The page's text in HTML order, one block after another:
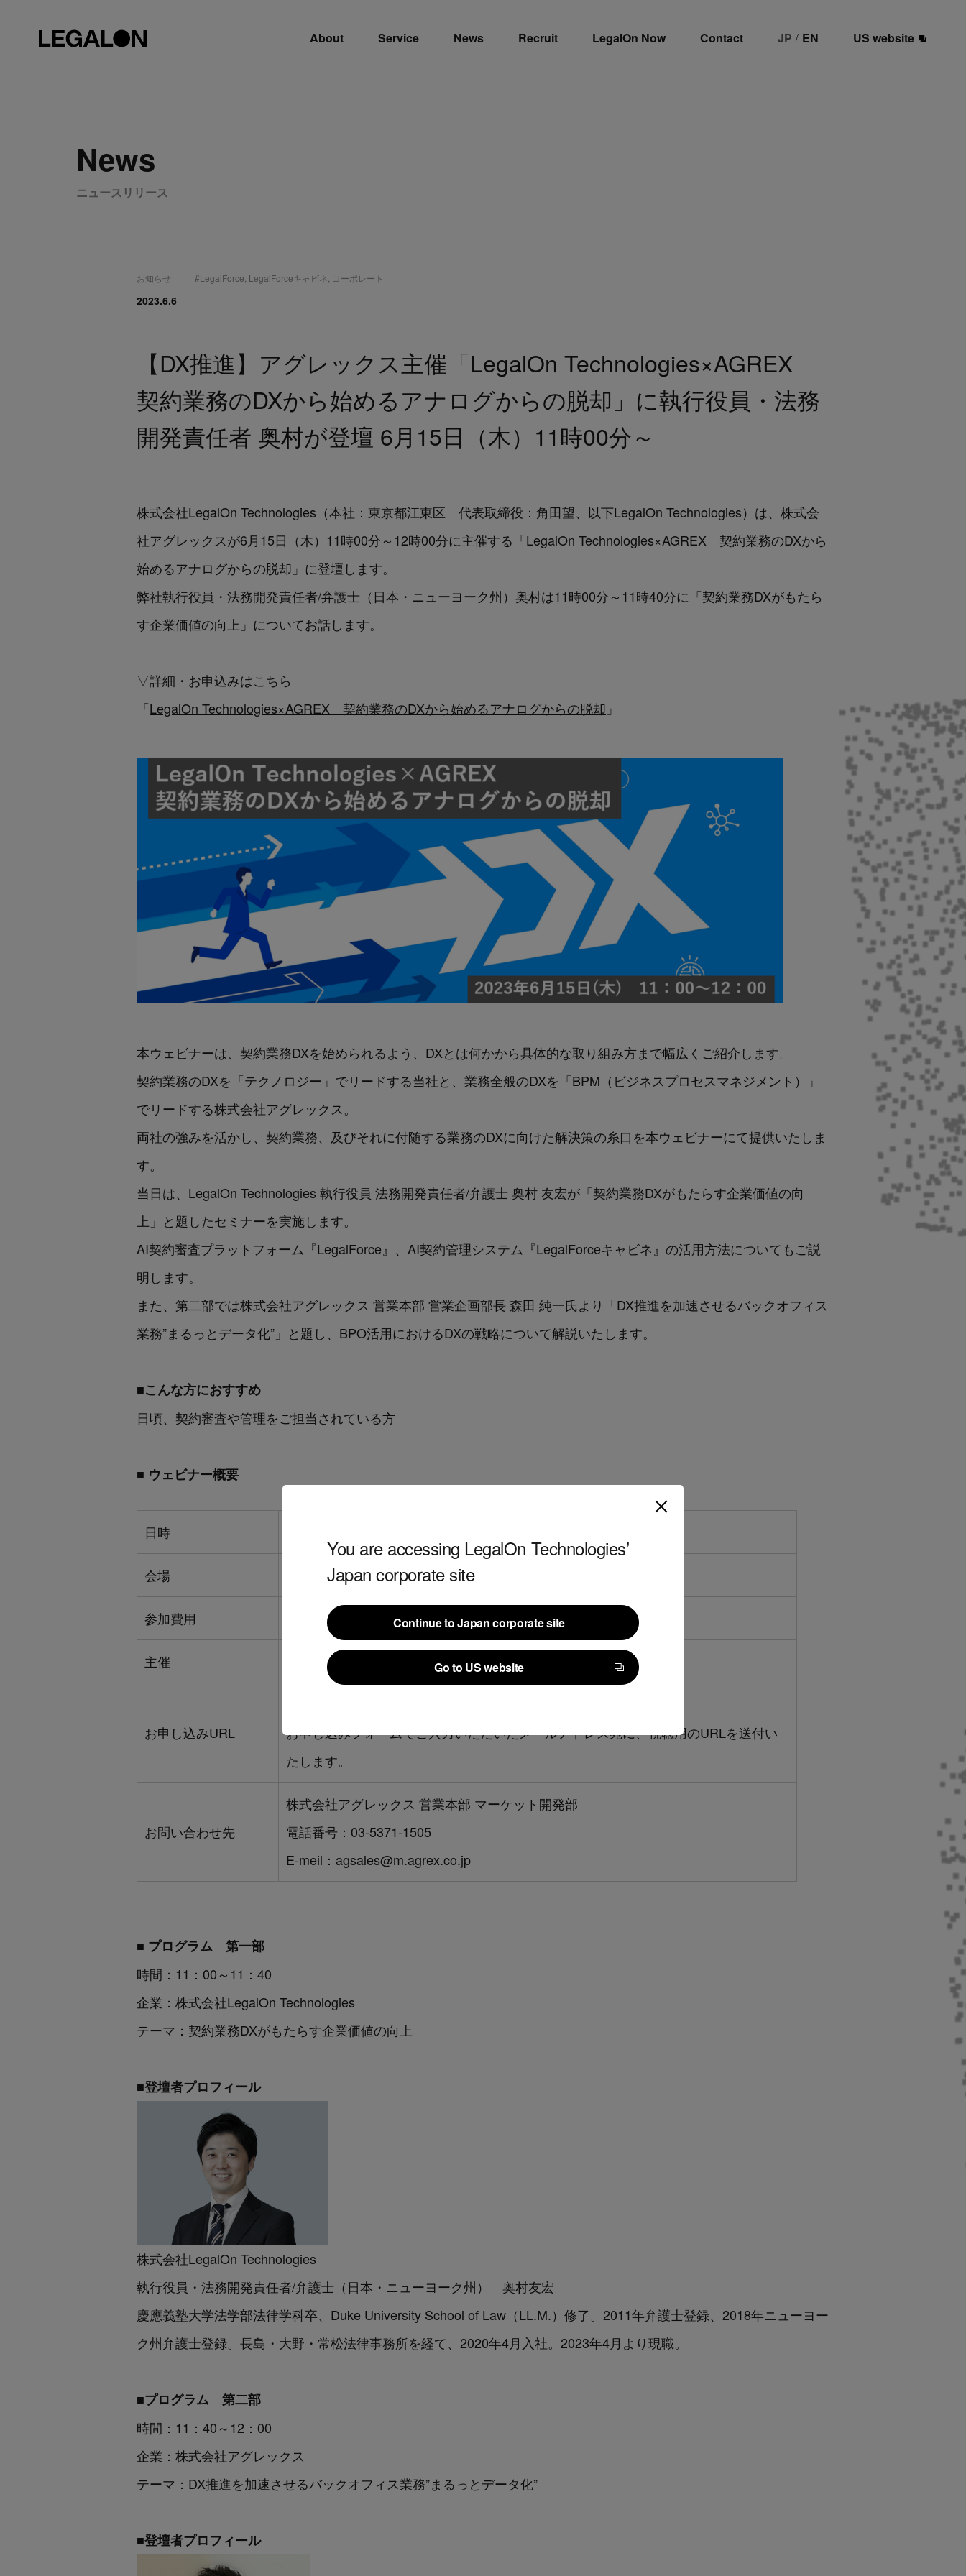
About Service News Recruit LegalOn Now Contact JP / EN US website
You are accessing LegalOn Technologies’
Japan corporate site
Continue to Japan corporate site
Continue to Japan corporate site
Go to US website
Go to US website
News
ニュースリリース
お知らせ #LegalForce LegalForceキャビネ コーポレート
2023.6.6
【DX推進】アグレックス主催「LegalOn Technologies×AGREX
契約業務のDXから始めるアナログからの脱却」に執行役員・法務
開発責任者 奥村が登壇 6月15日（木）11時00分～
株式会社LegalOn Technologies（本社：東京都江東区 代表取締役：角田望、以下LegalOn Technologies）は、株式会
社アグレックスが6月15日（木）11時00分～12時00分に主催する「LegalOn Technologies×AGREX 契約業務のDXから
始めるアナログからの脱却」に登壇します。
弊社執行役員・法務開発責任者/弁護士（日本・ニューヨーク州）奥村は11時00分～11時40分に「契約業務DXがもたら
す企業価値の向上」についてお話します。
▽詳細・お申込みはこちら
「LegalOn Technologies×AGREX 契約業務のDXから始めるアナログからの脱却 」
本ウェビナーは、契約業務DXを始められるよう、DXとは何かから具体的な取り組み方まで幅広くご紹介します。
契約業務のDXを「テクノロジー」でリードする当社と、業務全般のDXを「BPM（ビジネスプロセスマネジメント）」
でリードする株式会社アグレックス。
両社の強みを活かし、契約業務、及びそれに付随する業務のDXに向けた解決策の糸口を本ウェビナーにて提供いたしま
す。
当日は、LegalOn Technologies 執行役員 法務開発責任者/弁護士 奥村 友宏が「契約業務DXがもたらす企業価値の向
上」と題したセミナーを実施します。
AI契約審査プラットフォーム『LegalForce』、AI契約管理システム『LegalForceキャビネ』の活用方法についてもご説
明します。
また、第二部では株式会社アグレックス 営業本部 営業企画部長 森田 純一氏より「DX推進を加速させるバックオフィス
業務”まるっとデータ化”」と題し、BPO活用におけるDXの戦略について解説いたします。
■こんな方におすすめ
日頃、契約審査や管理をご担当されている方
■ ウェビナー概要
日時
会場 オンライン
参加費用
主催 株式会社アグレックス
お申し込みURL
お申し込みフォームでご入力いただいたメールアドレス宛に、視聴用のURLを送付い
たします。
お問い合わせ先
株式会社アグレックス 営業本部 マーケット開発部
電話番号：03-5371-1505
E-meil：agsales@m.agrex.co.jp
■ プログラム 第一部
時間：11：00～11：40
企業：株式会社LegalOn Technologies
テーマ：契約業務DXがもたらす企業価値の向上
■登壇者プロフィール
株式会社LegalOn Technologies
執行役員・法務開発責任者/弁護士（日本・ニューヨーク州） 奥村友宏
慶應義塾大学法学部法律学科卒、Duke University School of Law（LL.M.）修了。2011年弁護士登録、2018年ニューヨー
ク州弁護士登録。長島・大野・常松法律事務所を経て、2020年4月入社。2023年4月より現職。
■プログラム 第二部
時間：11：40～12：00
企業：株式会社アグレックス
テーマ：DX推進を加速させるバックオフィス業務”まるっとデータ化”
■登壇者プロフィール